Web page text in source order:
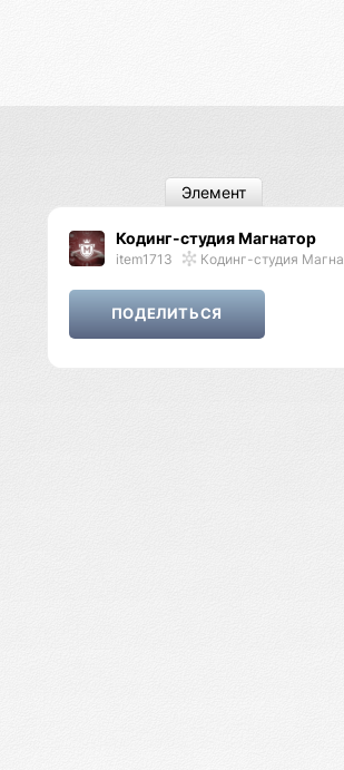
Кодинг-студия Магнатор
item1713 Кодинг-студия Магнатор
Элемент